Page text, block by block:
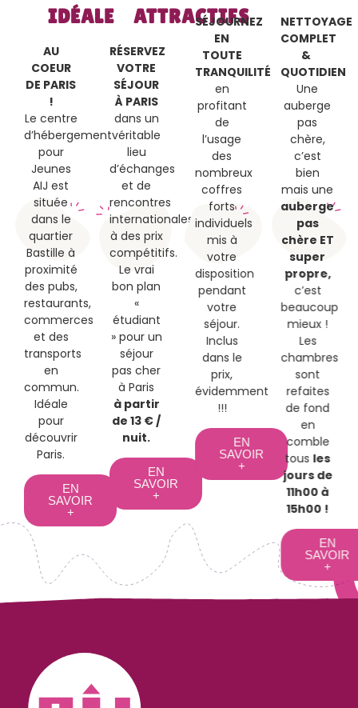
IDÉALE
AU
COEUR
DE PARIS
!
Le centre
d’hébergement
pour
Jeunes
AIJ est
située
dans le
quartier
Bastille à
proximité
des pubs,
restaurants,
commerces
et des
transports
en
commun.
Idéale
pour
découvrir
Paris.
EN
SAVOIR
+
ATTRACTIFS
RÉSERVEZ
VOTRE
SÉJOUR
À PARIS
dans un
véritable
lieu
d’échanges
et de
rencontres
internationales
à des prix
compétitifs.
Le vrai
bon plan
«
étudiant
» pour un
séjour
pas cher
à Paris
à partir
de 13 € /
nuit.
EN
SAVOIR
+
SÉJOURNEZ
EN
TOUTE
TRANQUILITÉ
en
profitant
de
l’usage
des
nombreux
coffres
forts
individuels
mis à
votre
disposition
pendant
votre
séjour.
Inclus
dans le
prix,
évidemment
!!!
EN
SAVOIR
+
NETTOYAGE
COMPLET
&
QUOTIDIEN
Une
auberge
pas
chère,
c’est
bien
mais une
auberge
pas
chère ET
super
propre,
c’est
beaucoup
mieux !
Les
chambres
sont
refaites
de fond
en
comble
tous les
jours de
11h00 à
15h00 !
EN
SAVOIR
+